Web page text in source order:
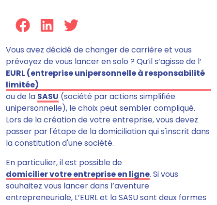
Vous avez décidé de changer de carrière et vous
prévoyez de vous lancer en solo ? Qu’il s’agisse de l’
EURL (entreprise unipersonnelle à responsabilité
limitée)
ou de la SASU (société par actions simplifiée
unipersonnelle), le choix peut sembler compliqué.
Lors de la création de votre entreprise,vous devez
passer par l'étape de la domiciliationqui s'inscrit dans
la constitution d'une société.
En particulier, il est possible de
domicilier votre entreprise en ligne. Si vous
souhaitez vous lancer dans l’aventure
entrepreneuriale, L’EURL et la SASU sont deux formes